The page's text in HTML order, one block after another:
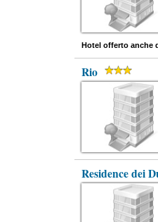
Hotel offerto anche
Rio
Residence dei